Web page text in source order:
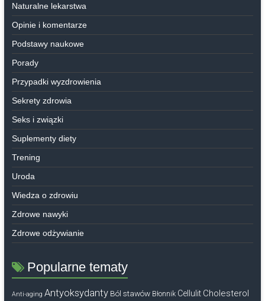
Naturalne lekarstwa
Opinie i komentarze
Podstawy naukowe
Porady
Przypadki wyzdrowienia
Sekrety zdrowia
Seks i związki
Suplementy diety
Trening
Uroda
Wiedza o zdrowiu
Zdrowe nawyki
Zdrowe odżywianie
Popularne tematy
Anti-aging Antyoksydanty Ból stawów Błonnik Cellulit Cholesterol